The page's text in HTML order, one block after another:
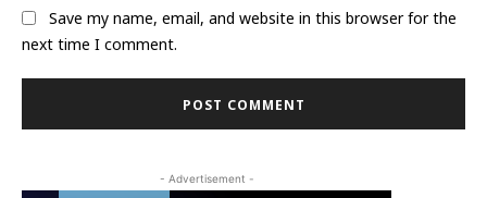
Save my name, email, and website in this browser for the
next time I comment.
- Advertisement -